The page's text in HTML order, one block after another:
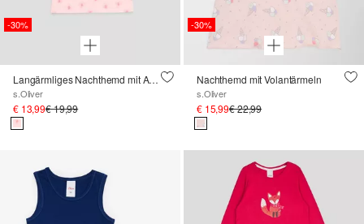
-30%
Langärmliges Nachthemd mit All-over-Print
s.Oliver
€ 13,99€ 19,99
-30%
Nachthemd mit Volantärmeln
s.Oliver
€ 15,99€ 22,99